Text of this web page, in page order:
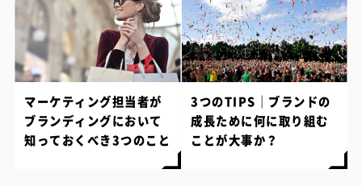
マーケティング担当者が
ブランディングにおいて
知っておくべき3つのこと
3つのTIPS｜ブランドの
成長ために何に取り組む
ことが大事か？